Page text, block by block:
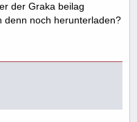
der Graka beilag
denn noch herunterladen?